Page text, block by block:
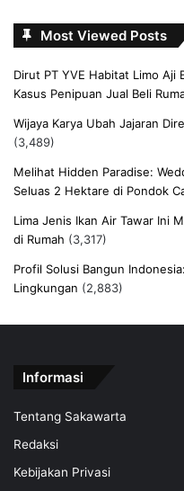
Most Viewed Posts
Dirut PT YVE Habitat Limo Aji
Kasus Penipuan Jual Beli
Wijaya Karya Ubah Jajaran
(3,489)
Melihat Hidden Paradise:
Seluas 2 Hektare di Pondok
Lima Jenis Ikan Air Tawar Ini
di Rumah (3,317)
Profil Solusi Bangun
Lingkungan (2,883)
Informasi
Tentang Sakawarta
Redaksi
Kebijakan Privasi